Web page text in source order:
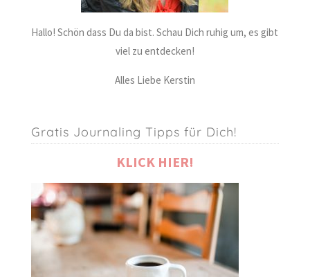
Hallo! Schön dass Du da bist. Schau Dich ruhig um, es gibt
viel zu entdecken!
Alles Liebe Kerstin
Gratis Journaling Tipps für Dich!
KLICK HIER!